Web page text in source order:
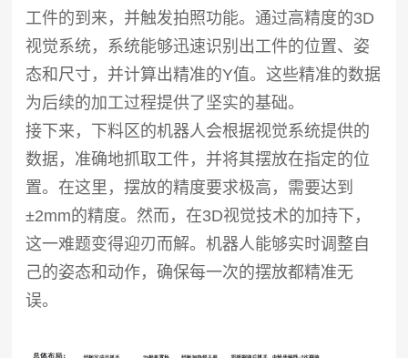
工件的到来，并触发拍照功能。通过高精度的3D
视觉系统，系统能够迅速识别出工件的位置、姿
态和尺寸，并计算出精准的Y值。这些精准的数据
为后续的加工过程提供了坚实的基础。
接下来，下料区的机器人会根据视觉系统提供的
数据，准确地抓取工件，并将其摆放在指定的位
置。在这里，摆放的精度要求极高，需要达到
±2mm的精度。然而，在3D视觉技术的加持下，
这一难题变得迎刃而解。机器人能够实时调整自
己的姿态和动作，确保每一次的摆放都精准无
误。